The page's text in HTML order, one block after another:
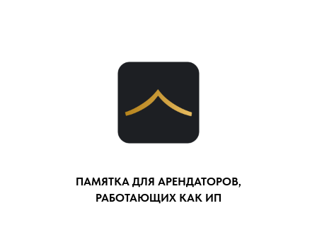
ПАМЯТКА ДЛЯ АРЕНДАТОРОВ,
РАБОТАЮЩИХ КАК ИП